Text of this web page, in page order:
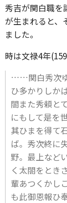
秀吉が関白職を
が生まれると、
ました。
時は文禄4年
……関白秀次
ひ多かりしか
閤また秀頼と
にもして是を
其ひまを得て
ば。秀次終に
野。最上など
く太閤をとき
輩あつくかし
も此御恩報ひ